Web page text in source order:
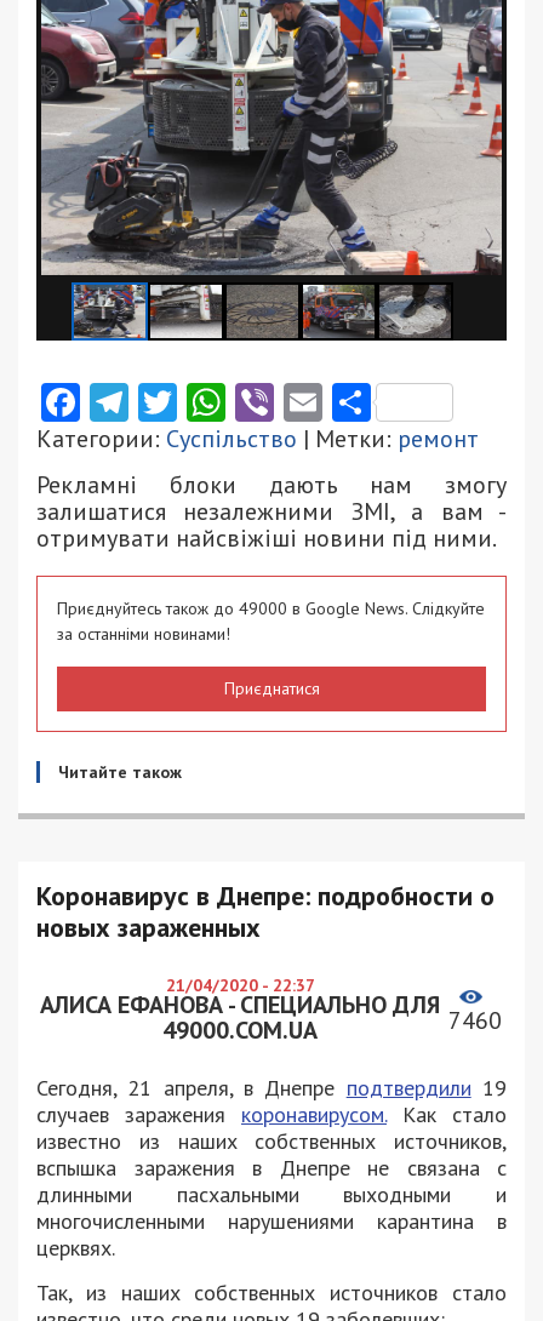
Facebook
Telegram
Twitter
WhatsApp
ViberEmail
Категории: Суспільство | Метки: ремонт
Рекламні блоки дають нам змогу
залишатися незалежними ЗМІ, а вам -
отримувати найсвіжіші новини під ними.
Приєднуйтесь також до 49000 в Google News. Слідкуйте
за останніми новинами!
Приєднатися
Читайте також
Коронавирус в Днепре: подробности о
новых зараженных
21/04/2020 - 22:37
АЛИСА ЕФАНОВА - СПЕЦИАЛЬНО ДЛЯ
49000.COM.UA
7460
Сегодня, 21 апреля, в Днепре подтвердили 19
случаев заражения коронавирусом.Как стало
известно из наших собственных источников,
вспышка заражения в Днепре не связана с
длинными пасхальными выходными и
многочисленными нарушениями карантина в
церквях.
Так, из наших собственных источников стало